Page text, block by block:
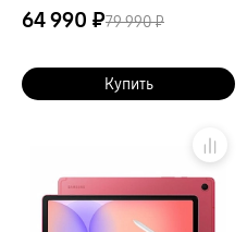
серый
64 990 ₽79 990 ₽
Купить